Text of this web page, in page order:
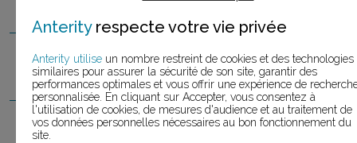
Fondation MVE (Mouvement pour
les Villages d'Enfants)(2 slogans)
Le Mouv(2 slogans)
Anterityrespecte votre vie privée
Anterity utilise un nombre restreint de cookies et des technologies
similaires pour assurer la sécurité de son site, garantir des
performances optimales et vous offrir une expérience de
personnalisée. En cliquant sur Accepter, vous consentez à
l'utilisation de cookies, de mesures d'audience et au traitement de
vos données personnelles nécessaires au bon fonctionnement du
site.